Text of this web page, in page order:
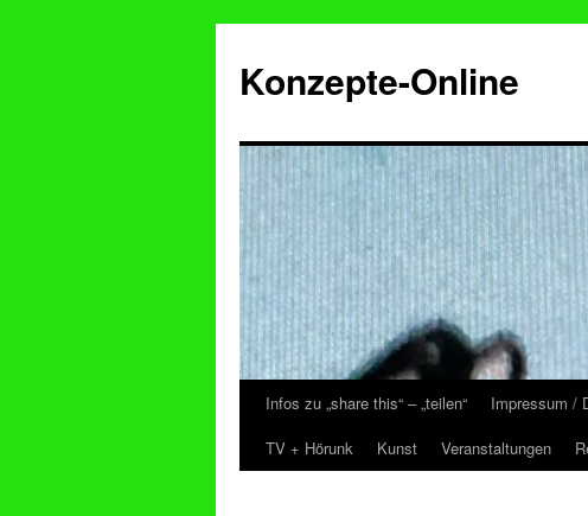
Konzepte-Online
Zum
Inhalt
Infos zu „share this“ – „teilen“ Impressum /
TV + Hörunk
Kunst Veranstaltungen